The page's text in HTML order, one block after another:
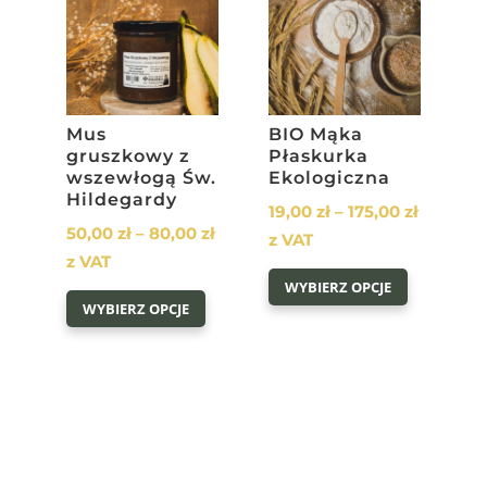
wybrać
na
stronie
produktu
wybrać
na
stronie
produktu
Mus
gruszkowy z
wszewłogą Św.
Hildegardy
50,00 zł – 80,00 złZakres
50,00 zł
z VAT
WYBIERZ OPCJE
Ten
BIO Mąka
Płaskurka
Ekologiczna
19,00zł – 175,00złZakres
z VAT
WYBIERZ OPCJE
Ten